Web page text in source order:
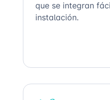
que se integran
instalación.